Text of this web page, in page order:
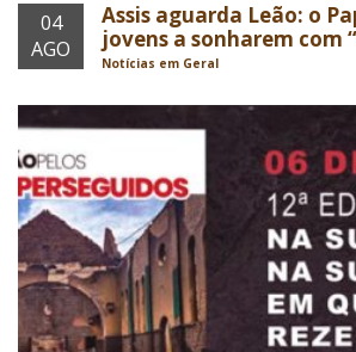
04
AGO
Assis aguarda Leão: o
jovens a sonharem com
Notícias em Geral